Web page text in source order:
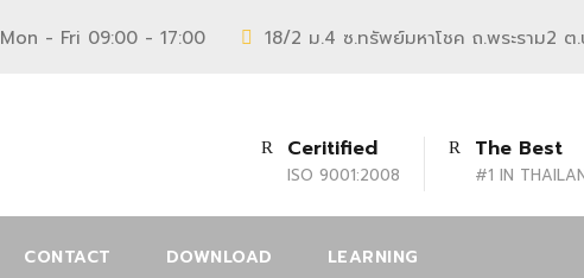
Mon - Fri 09:00 - 17:00 18/2 ม.4 ซ.ทรัพย์มหาโชค ถ.พระราม2
Ceritified
ISO 9001:2008
The Best
#1 IN
CONTACT DOWNLOAD LEARNING